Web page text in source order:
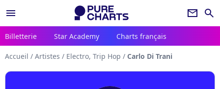
menu newsletter search
Billetterie Star Academy Charts français
Accueil / Artistes / Electro, Trip Hop / Carlo Di Trani